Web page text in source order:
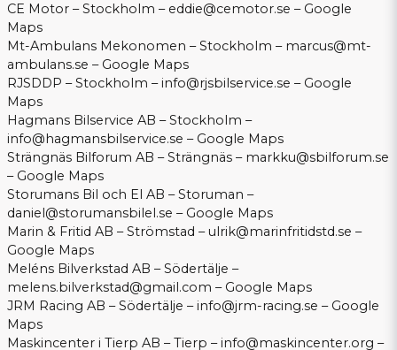
CE Motor – Stockholm – eddie@cemotor.se – Google
Maps
Mt-Ambulans Mekonomen – Stockholm – marcus@mt-
ambulans.se – Google Maps
RJSDDP – Stockholm –info@rjsbilservice.se – Google
Maps
Hagmans Bilservice AB – Stockholm –
info@hagmansbilservice.se – Google Maps
Strängnäs Bilforum AB – Strängnäs – markku@sbilforum.se
– Google Maps
Storumans Bil och El AB – Storuman –
daniel@storumansbilel.se – Google Maps
Marin & Fritid AB – Strömstad –ulrik@marinfritidstd.se –
Google Maps
Meléns Bilverkstad AB – Södertälje –
melens.bilverkstad@gmail.com – Google Maps
JRM Racing AB – Södertälje –info@jrm-racing.se – Google
Maps
Maskincenter i Tierp AB – Tierp –info@maskincenter.org –